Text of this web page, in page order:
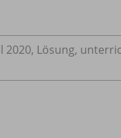
Lösung,